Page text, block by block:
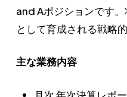
and Aポジションです
として育成される戦略
主な業務内容
月次 年次決算レポ